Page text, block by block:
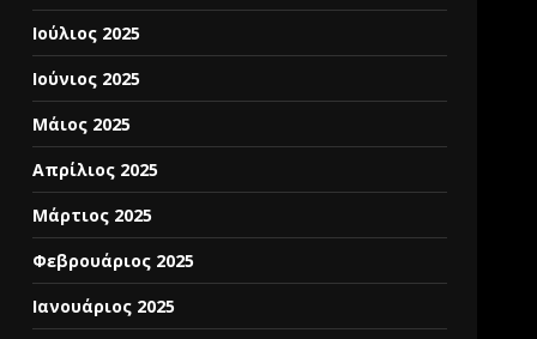
Ιούλιος 2025
Ιούνιος 2025
Μάιος 2025
Απρίλιος 2025
Μάρτιος 2025
Φεβρουάριος 2025
Ιανουάριος 2025